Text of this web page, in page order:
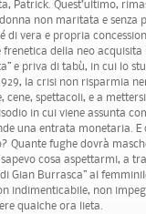
Patrick. Quest’ultimo,
non maritata e senza
di vera e propria
della neo
e priva di tabù, in cui lo
la crisi non risparmia
cene, spettacoli, e a
in cui viene assunta
una entrata monetaria.
Quante fughe dovrà
cosa aspettarmi, a
Gian Burrasca” al
indimenticabile, non
qualche ora lieta.